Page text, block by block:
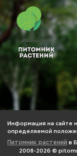
Информация на сайте
определяемой
Питомник растений в
2008-2026 ©